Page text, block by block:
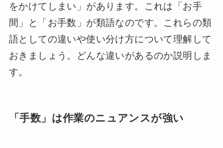
をかけてしまい」があります。これは「お手
間」と「お手数」が類語なのです。これらの類
語としての違いや使い分け方について理解して
おきましょう。どんな違いがあるのか説明しま
す。
「手数」は作業のニュアンスが強い